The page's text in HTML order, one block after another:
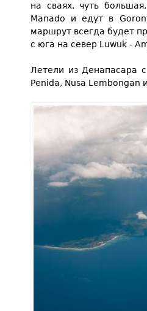
на сваях, чуть
Manado и едут в
маршрут всегда будет
с юга на север Luwuk -
Летели из Денапасара
Penida, Nusa